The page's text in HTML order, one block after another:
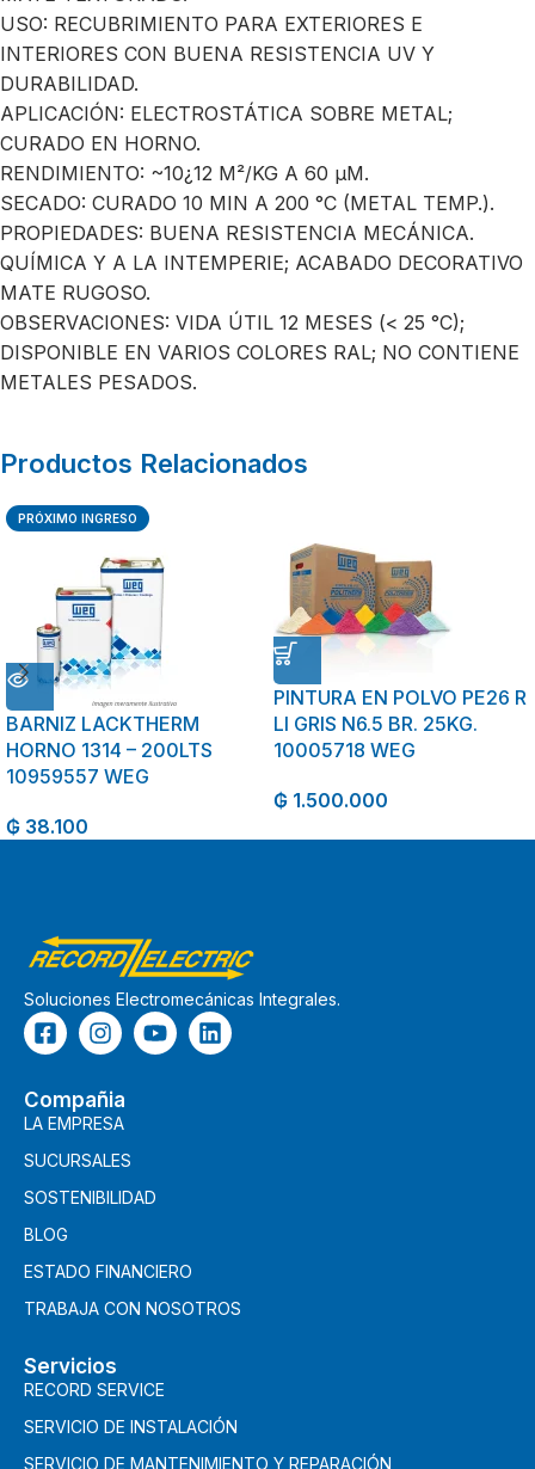
USO: RECUBRIMIENTO PARA EXTERIORES E
INTERIORES CON BUENA RESISTENCIA UV Y
DURABILIDAD.
APLICACIÓN: ELECTROSTÁTICA SOBRE METAL;
CURADO EN HORNO.
RENDIMIENTO: ~10¿12 M²/KG A 60 µM.
SECADO: CURADO 10 MIN A 200 °C (METAL TEMP.).
PROPIEDADES: BUENA RESISTENCIA MECÁNICA.
QUÍMICA Y A LA INTEMPERIE; ACABADO DECORATIVO
MATE RUGOSO.
OBSERVACIONES: VIDA ÚTIL 12 MESES (< 25 °C);
DISPONIBLE EN VARIOS COLORES RAL; NO CONTIENE
METALES PESADOS.
Productos Relacionados
PRÓXIMO INGRESO
BARNIZ LACKTHERM
HORNO 1314 – 200LTS
10959557 WEG
₲ 38.100
PINTURA EN POLVO PE26 R
LI GRIS N6.5 BR. 25KG.
10005718 WEG
₲ 1.500.000
Soluciones Electromecánicas Integrales.
Compañia
LA EMPRESA
SUCURSALES
SOSTENIBILIDAD
BLOG
ESTADO FINANCIERO
TRABAJA CON NOSOTROS
Servicios
RECORD SERVICE
SERVICIO DE INSTALACIÓN
SERVICIO DE MANTENIMIENTO Y REPARACIÓN